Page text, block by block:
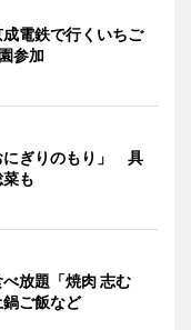
電鉄で行くいちご
参加
にぎりのもり」 具
も
放題「焼肉 志む
ご飯など